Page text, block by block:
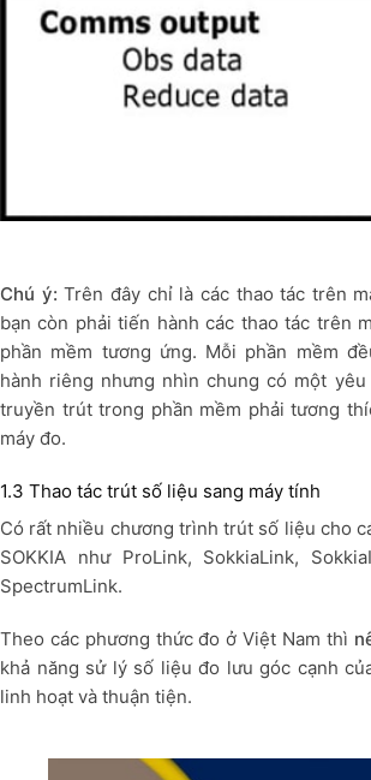
Chú ý: Trên đây chỉ là các thao tác trên
bạn còn phải tiến hành các thao tác trên
phần mềm tương ứng. Mỗi phần mềm
hành riêng nhưng nhìn chung có một
truyền trút trong phần mềm phải tương
máy đo.
1.3 Thao tác trút số liệu sang máy tính
Có rất nhiều chương trình trút số liệu cho
SOKKIA như ProLink, SokkiaLink,
SpectrumLink.
Theo các phương thức đo ở Việt Nam thì
khả năng sử lý số liệu đo lưu góc cạnh
linh hoạt và thuận tiện.